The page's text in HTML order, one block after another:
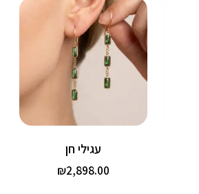
עגילי חן
₪2,898.00